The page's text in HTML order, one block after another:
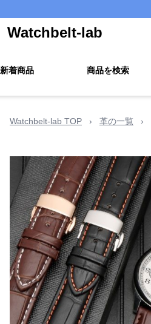
Watchbelt-lab
新着商品 商品を検索
Watchbelt-lab TOP › 革の一覧 ›